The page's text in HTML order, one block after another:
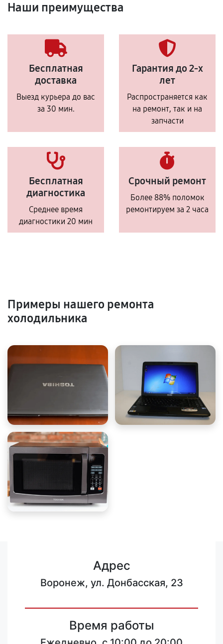
Наши преимущества
Бесплатная
доставка
Выезд курьера до вас
за 30 мин.
Гарантия до 2-х
лет
Распространяется как
на ремонт, так и на
запчасти
Бесплатная
диагностика
Среднее время
диагностики 20 мин
Срочный ремонт
Более 88% поломок
ремонтируем за 2 часа
Примеры нашего ремонта
холодильника
Адрес
Воронеж, ул. Донбасская, 23
Время работы